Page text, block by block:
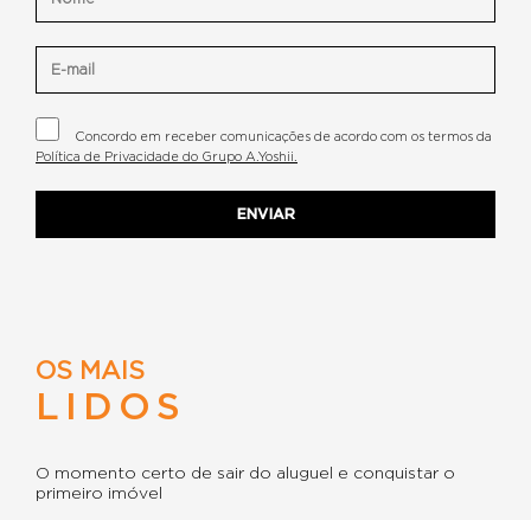
Concordo em receber comunicações de acordo com os termos da
Política de Privacidade do Grupo A.Yoshii.
OS MAIS
LIDOS
O momento certo de sair do aluguel e conquistar o
primeiro imóvel